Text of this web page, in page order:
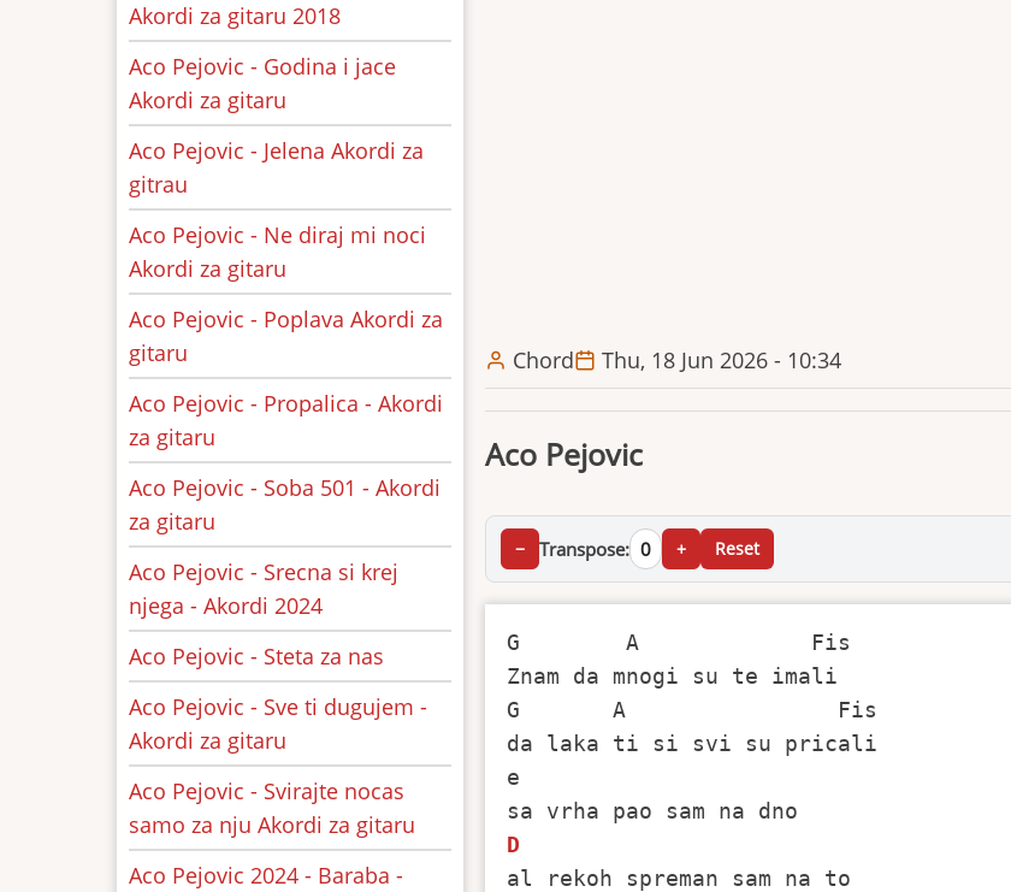
Chord Thu, 18 Jun 2026 - 10:34
Aco Pejovic
− Transpose: 0 + Reset
G        A             Fis
Znam da mnogi su te imali
G       A                Fis
da laka ti si svi su pricali
e
D
al rekoh spreman sam na to
Akordi za gitaru 2018
Aco Pejovic - Godina i jace
Akordi za gitaru
Aco Pejovic - Jelena Akordi za
gitrau
Aco Pejovic - Ne diraj mi noci
Akordi za gitaru
Aco Pejovic - Poplava Akordi za
gitaru
Aco Pejovic - Propalica - Akordi
za gitaru
Aco Pejovic - Soba 501 - Akordi
za gitaru
Aco Pejovic - Srecna si krej
njega - Akordi 2024
Aco Pejovic - Steta za nas
Aco Pejovic - Sve ti dugujem -
Akordi za gitaru
Aco Pejovic - Svirajte nocas
samo za nju Akordi za gitaru
Aco Pejovic 2024 - Baraba -